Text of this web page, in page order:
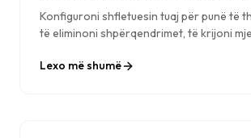
Maksimal
Konfiguroni shfletuesin tuaj për punë të
të eliminoni shpërqendrimet, të krijoni
punën tuaj të përditshme.
Lexo më shumë